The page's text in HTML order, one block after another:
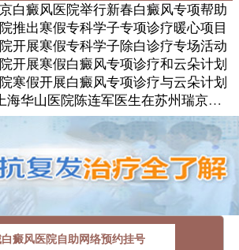
白癜风医院举行新春白癜风专项帮助
推出寒假专科学子专项诊疗暖心项目
开展寒假专科学子除白诊疗专场活动
开展寒假白癜风专项诊疗和云朵计划
寒假开展白癜风专项诊疗与云朵计划
即日起至1月25日上海华山医院陈连军医生在苏州瑞京白癜
癜风医院自助网络预约挂号